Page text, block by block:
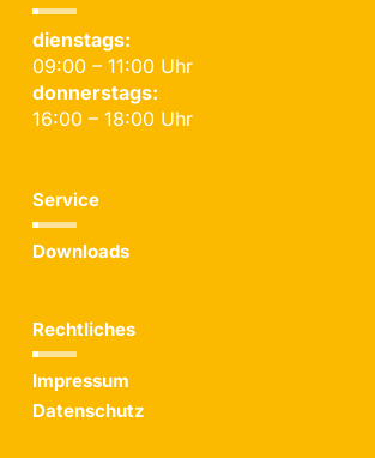
dienstags:
09:00 – 11:00 Uhr
donnerstags:
16:00 – 18:00 Uhr
Service
Downloads
Rechtliches
Impressum
Datenschutz